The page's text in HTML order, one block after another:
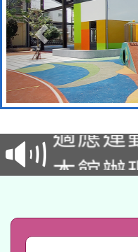
本校
招甄選
招)
本館辦
礎課程
A3數